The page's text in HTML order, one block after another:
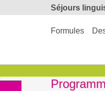
Séjours
Formules